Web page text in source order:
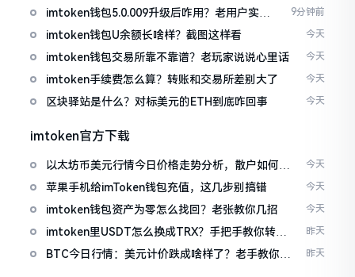
imtoken钱包5.0.009升级后咋用？老用户实测
分享
9分钟前
imtoken钱包U余额长啥样？截图这样看 今天
imtoken钱包交易所靠不靠谱？老玩家说说心里话 今天
imtoken手续费怎么算？转账和交易所差别大了 今天
区块驿站是什么？对标美元的ETH到底咋回事 今天
imtoken官方下载
以太坊币美元行情今日价格走势分析，散户如何避
免追涨杀跌被套牢
今天
苹果手机给imToken钱包充值，这几步别搞错 今天
imtoken钱包资产为零怎么找回？老张教你几招 今天
imtoken里USDT怎么换成TRX？手把手教你转成
波场币
昨天
BTC今日行情：美元计价跌成啥样了？老手教你咋
昨天